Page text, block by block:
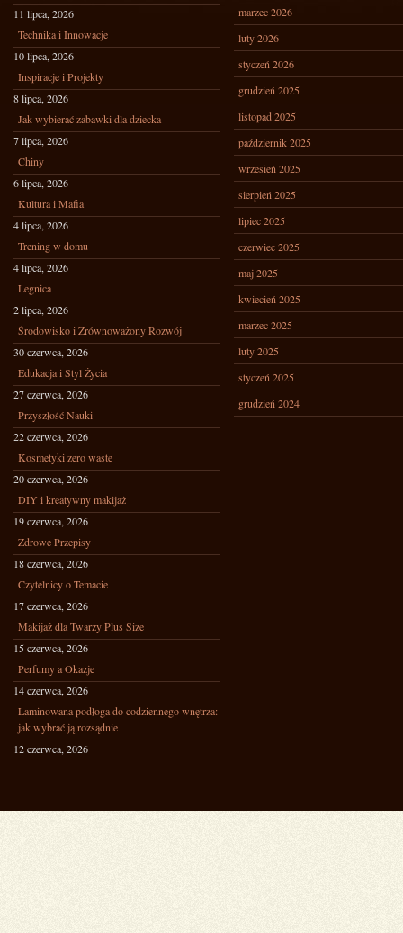
11 lipca, 2026
Technika i Innowacje
10 lipca, 2026
Inspiracje i Projekty
8 lipca, 2026
Jak wybierać zabawki dla dziecka
7 lipca, 2026
Chiny
6 lipca, 2026
Kultura i Mafia
4 lipca, 2026
Trening w domu
4 lipca, 2026
Legnica
2 lipca, 2026
Środowisko i Zrównoważony Rozwój
30 czerwca, 2026
Edukacja i Styl Życia
27 czerwca, 2026
Przyszłość Nauki
22 czerwca, 2026
Kosmetyki zero waste
20 czerwca, 2026
DIY i kreatywny makijaż
19 czerwca, 2026
Zdrowe Przepisy
18 czerwca, 2026
Czytelnicy o Temacie
17 czerwca, 2026
Makijaż dla Twarzy Plus Size
15 czerwca, 2026
Perfumy a Okazje
14 czerwca, 2026
Laminowana podłoga do codziennego wnętrza:
jak wybrać ją rozsądnie
12 czerwca, 2026
marzec 2026
luty 2026
styczeń 2026
grudzień 2025
listopad 2025
październik 2025
wrzesień 2025
sierpień 2025
lipiec 2025
czerwiec 2025
maj 2025
kwiecień 2025
marzec 2025
luty 2025
styczeń 2025
grudzień 2024